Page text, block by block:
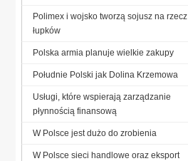
Polimex i wojsko tworzą sojusz na rzecz
łupków
Polska armia planuje wielkie zakupy
Południe Polski jak Dolina Krzemowa
Usługi, które wspierają zarządzanie
płynnością finansową
W Polsce jest dużo do zrobienia
W Polsce sieci handlowe oraz eksport